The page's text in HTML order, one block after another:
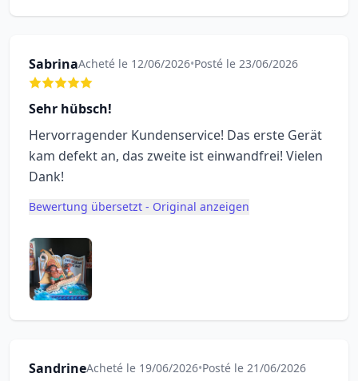
SabrinaAcheté le 12/06/2026•Posté le 23/06/2026
Sehr hübsch!
Hervorragender Kundenservice! Das erste Gerät
kam defekt an, das zweite ist einwandfrei! Vielen
Dank!
Bewertung übersetzt - Original anzeigen
SandrineAcheté le 19/06/2026•Posté le 21/06/2026